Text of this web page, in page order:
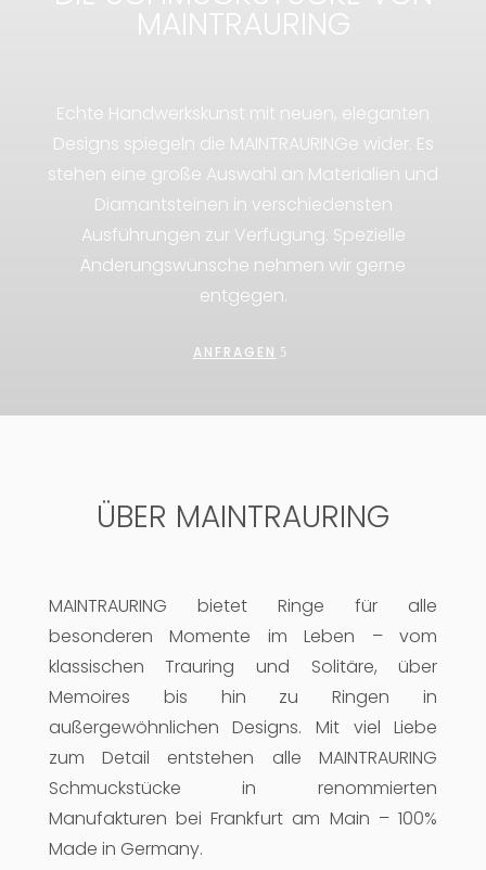
MAINTRAURING
Echte Handwerkskunst mit neuen, eleganten
Designs spiegeln die MAINTRAURINGe wider. Es
stehen eine große Auswahl an Materialien und
Diamantsteinen in verschiedensten
Ausführungen zur Verfügung. Spezielle
Änderungswünsche nehmen wir gerne
entgegen.
ANFRAGEN
ÜBER MAINTRAURING
MAINTRAURING bietet Ringe für alle
besonderen Momente im Leben – vom
klassischen Trauring und Solitäre, über
Memoires bis hin zu Ringen in
außergewöhnlichen Designs. Mit viel Liebe
zum Detail entstehen alle MAINTRAURING
Schmuckstücke in renommierten
Manufakturen bei Frankfurt am Main – 100%
Made in Germany.